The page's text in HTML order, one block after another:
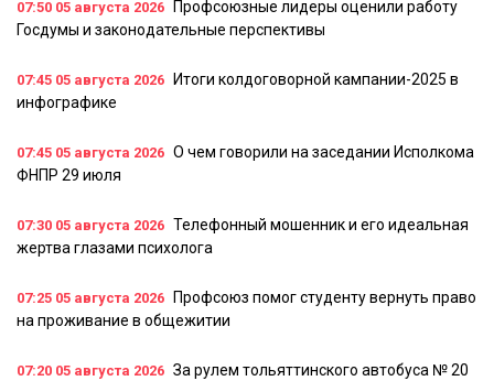
07:50 05 августа 2026
Профсоюзные лидеры оценили работу
Госдумы и законодательные перспективы
07:45 05 августа 2026
Итоги колдоговорной кампании-2025 в
инфографике
07:45 05 августа 2026 О чем говорили на заседании Исполкома
ФНПР 29 июля
07:30 05 августа 2026 Телефонный мошенник и его идеальная
жертва глазами психолога
07:25 05 августа 2026
Профсоюз помог студенту вернуть право
на проживание в общежитии
07:20 05 августа 2026 За рулем тольяттинского автобуса № 20